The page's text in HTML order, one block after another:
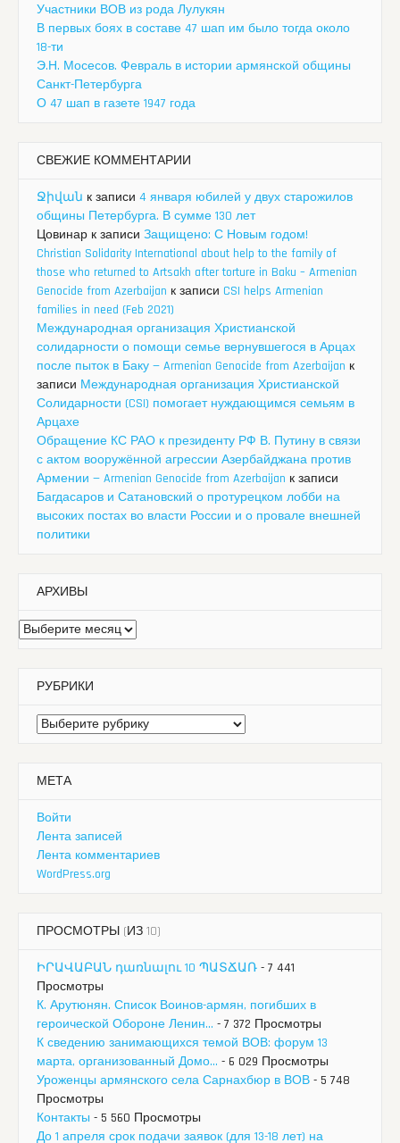
Участники ВОВ из рода Лулукян
В первых боях в составе 47 шап им было тогда около
18-ти
Э.Н. Мосесов. Февраль в истории армянской общины
Санкт-Петербурга
О 47 шап в газете 1947 года
СВЕЖИЕ КОММЕНТАРИИ
Ջիվան к записи 4 января юбилей у двух старожилов
общины Петербурга. В сумме 130 лет
Цовинар к записи Защищено: С Новым годом!
Christian Solidarity International about help to the family of
those who returned to Artsakh after torture in Baku – Armenian
Genocide from Azerbaijan к записи CSI helps Armenian
families in need (Feb 2021)
Международная организация Христианской
солидарности о помощи семье вернувшегося в Арцах
после пыток в Баку — Armenian Genocide from Azerbaijan к
записи Международная организация Христианской
Солидарности (CSI) помогает нуждающимся семьям в
Арцахе
Обращение КС РАО к президенту РФ В. Путину в связи
с актом вооружённой агрессии Азербайджана против
Армении — Armenian Genocide from Azerbaijan к записи
Багдасаров и Сатановский о протурецком лобби на
высоких постах во власти России и о провале внешней
политики
АРХИВЫ
Архивы
РУБРИКИ
Рубрики
МЕТА
Войти
Лента записей
Лента комментариев
WordPress.org
ПРОСМОТРЫ (ИЗ 10)
ԻՐԱՎԱԲԱՆ դառնալու 10 ՊԱՏՃԱՌ - 7 441
Просмотры
К. Арутюнян. Список Воинов-армян, погибших в
героической Обороне Ленин... - 7 372 Просмотры
К сведению занимающихся темой ВОВ: форум 13
марта, организованный Домо... - 6 029 Просмотры
Уроженцы армянского села Сарнахбюр в ВОВ - 5 748
Просмотры
Контакты - 5 560 Просмотры
До 1 апреля срок подачи заявок (для 13-18 лет) на